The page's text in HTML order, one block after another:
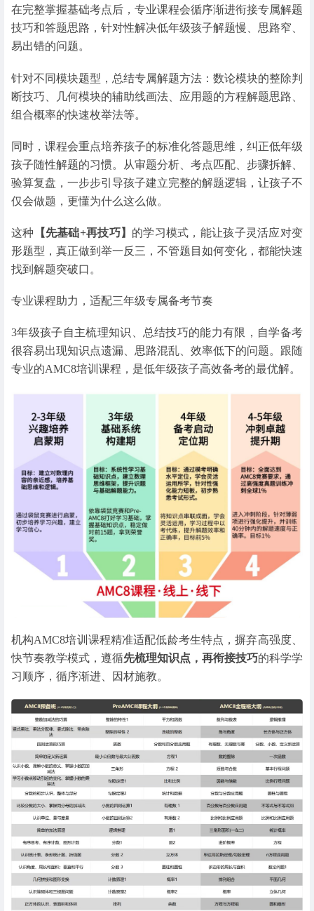
在完整掌握基础考点后，专业课程会循序渐进衔接专属解题
技巧和答题思路，针对性解决低年级孩子解题慢、思路窄、
易出错的问题。
针对不同模块题型，总结专属解题方法：数论模块的整除判
断技巧、几何模块的辅助线画法、应用题的方程解题思路、
组合概率的快速枚举法等。
同时，课程会重点培养孩子的标准化答题思维，纠正低年级
孩子随性解题的习惯。从审题分析、考点匹配、步骤拆解、
验算复盘，一步步引导孩子建立完整的解题逻辑，让孩子不
仅会做题，更懂为什么这么做。
这种 【先基础+再技巧】 的学习模式，能让孩子灵活应对变
形题型，真正做到举一反三，不管题目如何变化，都能快速
找到解题突破口。
专业课程助力，适配三年级专属备考节奏
3年级孩子自主梳理知识、总结技巧的能力有限，自学备考
很容易出现知识点遗漏、思路混乱、效率低下的问题。跟随
专业的AMC8培训课程，是低年级孩子高效备考的最优解。
机构AMC8培训课程精准适配低龄考生特点，摒弃高强度、
快节奏教学模式，遵循先梳理知识点，再衔接技巧的科学学
习顺序，循序渐进、因材施教。